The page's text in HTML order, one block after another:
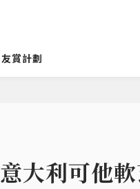
友賞計劃
意大利可他